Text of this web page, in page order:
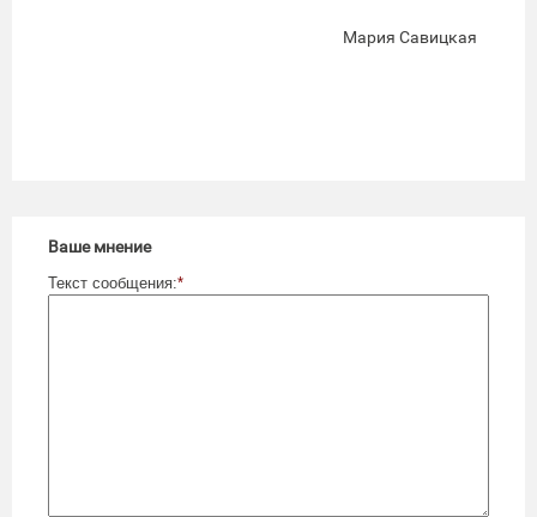
Мария Савицкая
Ваше мнение
Текст сообщения:*